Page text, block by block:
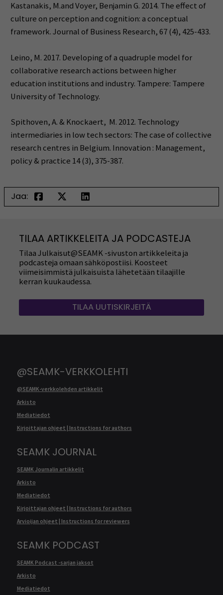
Kastanakis, M.and Voyer, Benjamin G. 2014. The effect of
culture on perception and cognition: a conceptual
framework. Journal of Business Research, 67 (4), 425-433.
Leino, M. 2017. Developing of a quadruple model for
collaborative research actions between higher
education institutions and industry. Tampere: Tampere
University of Technology.
Spithoven, A. & Knockaert, M. 2012. Technology
intermediaries in low tech sectors: The case of collective
research centres in Belgium. Innovation : Management,
policy & practice 14 (3), 375-387.
Jaa:
TILAA ARTIKKELEITA JA PODCASTEJA
Tilaa Julkaisut@SEAMK -sivuston artikkeleita ja
podcasteja omaan sähköpostiisi. Koosteet
viimeisimmistä julkaisuista lähetetään tilaajille
kerran kuukaudessa.
TILAA UUTISKIRJEITÄ
@SEAMK-VERKKOLEHTI
@SEAMK-verkkolehden artikkelit
Arkisto
Mediatiedot
Kirjoittajan ohjeet | Instructions for authors
SEAMK JOURNAL
SEAMK Journalin artikkelit
Arkisto
Mediatiedot
Kirjoittajan ohjeet | Instructions for authors
Arvioijan ohjeet | Instructions for reviewers
SEAMK PODCAST
SEAMK Podcast -sarjan jaksot
Arkisto
Mediatiedot